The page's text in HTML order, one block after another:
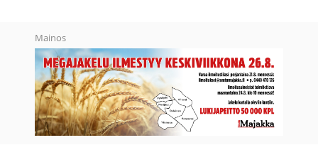
Mainos